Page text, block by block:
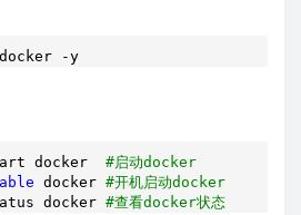
-y
docker #启动docker
docker #开机启动docker
docker #查看docker状态